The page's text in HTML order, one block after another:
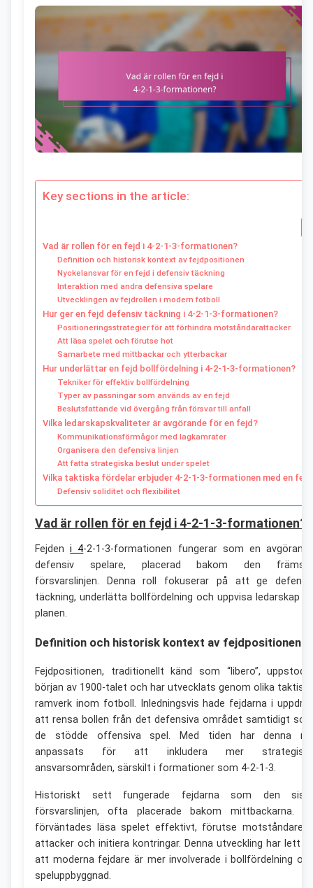
Key sections in the article:
Vad är rollen för en fejd i 4-2-1-3-formationen?
Definition och historisk kontext av fejdpositionen
Nyckelansvar för en fejd i defensiv täckning
Interaktion med andra defensiva spelare
Utvecklingen av fejdrollen i modern fotboll
Hur ger en fejd defensiv täckning i 4-2-1-3-formationen?
Positioneringsstrategier för att förhindra motståndarattacker
Att läsa spelet och förutse hot
Samarbete med mittbackar och ytterbackar
Hur underlättar en fejd bollfördelning i 4-2-1-3-formationen?
Tekniker för effektiv bollfördelning
Typer av passningar som används av en fejd
Beslutsfattande vid övergång från försvar till anfall
Vilka ledarskapskvaliteter är avgörande för en fejd?
Kommunikationsförmågor med lagkamrater
Organisera den defensiva linjen
Att fatta strategiska beslut under spelet
Vilka taktiska fördelar erbjuder 4-2-1-3-formationen med en
Defensiv soliditet och flexibilitet
Vad är rollen för en fejd i 4-2-1-3-formationen?
Fejdeni 4-2-1-3-formationen fungerar som en
defensiv spelare, placerad bakom den
försvarslinjen. Denna roll fokuserar på att ge
täckning, underlätta bollfördelning och uppvisa ledarskap
planen.
Definition och historisk kontext av fejdpositionen
Fejdpositionen, traditionellt känd som “libero”, uppstod
början av 1900-talet och har utvecklats genom olika
ramverk inom fotboll. Inledningsvis hade fejdarna i
att rensa bollen från det defensiva området samtidigt
de stödde offensiva spel. Med tiden har denna
anpassats för att inkludera mer
ansvarsområden, särskilt i formationer som 4-2-1-3.
Historiskt sett fungerade fejdarna som den
försvarslinjen, ofta placerade bakom mittbackarna.
förväntades läsa spelet effektivt, förutse
attacker och initiera kontringar. Denna utveckling har lett
att moderna fejdare är mer involverade i bollfördelning
speluppbyggnad.